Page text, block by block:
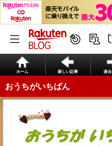
ホーム 新しい記事 過
おうちがいちばん